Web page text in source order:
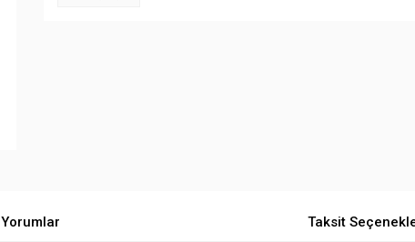
Yorumlar Taksit